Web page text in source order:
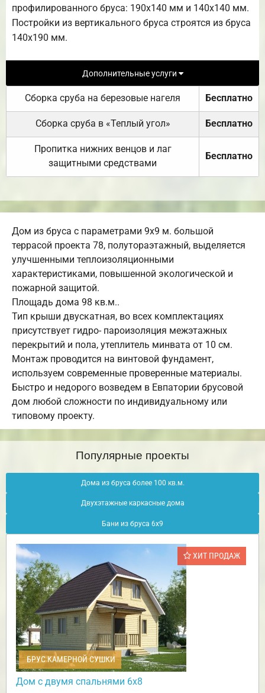
профилированного бруса: 190х140 мм и 140х140 мм.
Постройки из вертикального бруса строятся из бруса
140х190 мм.
Дополнительные услуги
Сборка сруба на березовые нагеля Бесплатно
Сборка сруба в «Теплый угол» Бесплатно
Пропитка нижних венцов и лаг
защитными средствами
Бесплатно
Дом из бруса с параметрами 9х9 м. большой
террасой проекта 78, полутораэтажный, выделяется
улучшенными теплоизоляционными
характеристиками, повышенной экологической и
пожарной защитой.
Площадь дома 98 кв.м..
Тип крыши двускатная, во всех комплектациях
присутствует гидро- пароизоляция межэтажных
перекрытий и пола, утеплитель минвата от 10 см.
Монтаж проводится на винтовой фундамент,
используем современные проверенные материалы.
Быстро и недорого возведем в Евпатории брусовой
дом любой сложности по индивидуальному или
типовому проекту.
Популярные проекты
Дома из бруса более 100 кв.м.
Двухэтажные каркасные дома
Бани из бруса 6х9
ХИТ ПРОДАЖ
БРУС КАМЕРНОЙ СУШКИ
Дом с двумя спальнями 6х8